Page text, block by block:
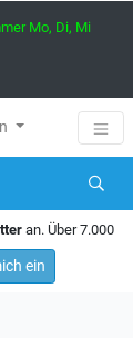
Mo, Di, Mi
an. Über 7.000
ein